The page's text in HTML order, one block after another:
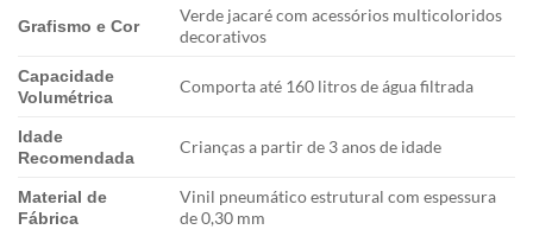
Grafismo e Cor
Verde jacaré com acessórios multicoloridos
decorativos
Capacidade
Volumétrica
Comporta até 160 litros de água filtrada
Idade
Recomendada
Crianças a partir de 3 anos de idade
Material de
Fábrica
Vinil pneumático estrutural com espessura
de 0,30 mm